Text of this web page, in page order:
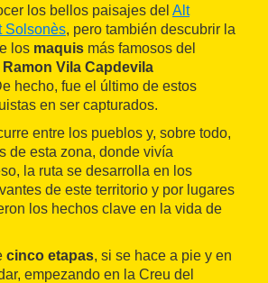
los bellos paisajes del Alt
Solsonès, pero también descubrir la
los maquis más famosos del
Ramon Vila Capdevila
hecho, fue el último de estos
en ser capturados.
entre los pueblos y, sobre todo,
de esta zona, donde vivía
la ruta se desarrolla en los
de este territorio y por lugares
los hechos clave en la vida de
cinco etapas, si se hace a pie y en
empezando en la Creu del